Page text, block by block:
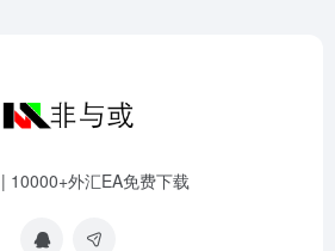
10000+外汇EA免费下载